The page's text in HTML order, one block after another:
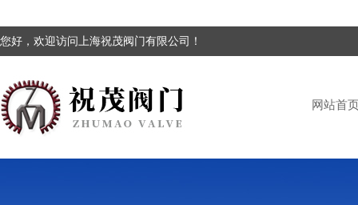
您好，欢迎访问上海祝茂阀门有限公司！
网站首